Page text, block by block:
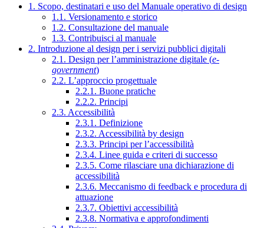
1. Scopo, destinatari e uso del Manuale operativo di design
1.1. Versionamento e storico
1.2. Consultazione del manuale
1.3. Contribuisci al manuale
2. Introduzione al design per i servizi pubblici digitali
2.1. Design per l’amministrazione digitale (e-
government)
2.2. L’approccio progettuale
2.2.1. Buone pratiche
2.2.2. Principi
2.3. Accessibilità
2.3.1. Definizione
2.3.2. Accessibilità by design
2.3.3. Principi per l’accessibilità
2.3.4. Linee guida e criteri di successo
2.3.5. Come rilasciare una dichiarazione di
accessibilità
2.3.6. Meccanismo di feedback e procedura di
attuazione
2.3.7. Obiettivi accessibilità
2.3.8. Normativa e approfondimenti